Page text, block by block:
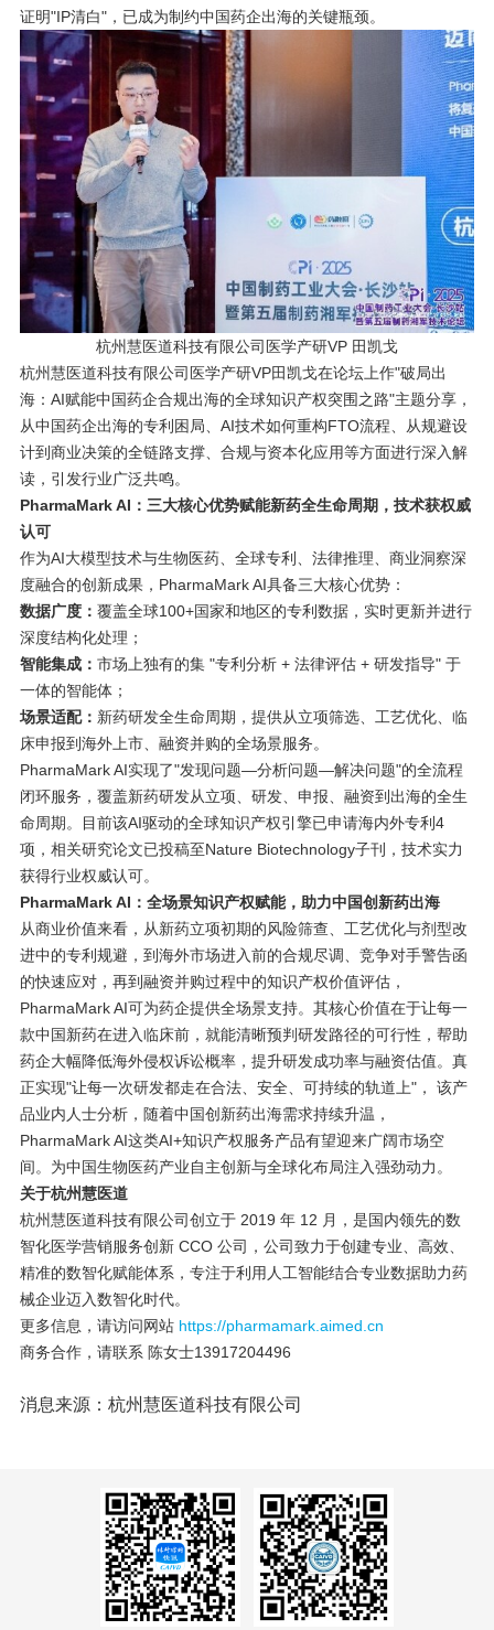
证明"IP清白"，已成为制约中国药企出海的关键瓶颈。
杭州慧医道科技有限公司医学产研VP 田凯戈
杭州慧医道科技有限公司医学产研VP田凯戈在论坛上作"破局出
海：AI赋能中国药企合规出海的全球知识产权突围之路"主题分享，
从中国药企出海的专利困局、AI技术如何重构FTO流程、从规避设
计到商业决策的全链路支撑、合规与资本化应用等方面进行深入解
读，引发行业广泛共鸣。
PharmaMark AI ：三大核心优势赋能新药全生命周期，技术获权威
认可
作为AI大模型技术与生物医药、全球专利、法律推理、商业洞察深
度融合的创新成果，PharmaMark AI具备三大核心优势：
数据广度： 覆盖全球100+国家和地区的专利数据，实时更新并进行
深度结构化处理；
智能集成： 市场上独有的集 "专利分析 + 法律评估 + 研发指导" 于
一体的智能体；
场景适配： 新药研发全生命周期，提供从立项筛选、工艺优化、临
床申报到海外上市、融资并购的全场景服务。
PharmaMark AI实现了"发现问题—分析问题—解决问题"的全流程
闭环服务，覆盖新药研发从立项、研发、申报、融资到出海的全生
命周期。目前该AI驱动的全球知识产权引擎已申请海内外专利4
项，相关研究论文已投稿至Nature Biotechnology子刊，技术实力
获得行业权威认可。
PharmaMark AI ：全场景知识产权赋能，助力中国创新药出海
从商业价值来看，从新药立项初期的风险筛查、工艺优化与剂型改
进中的专利规避，到海外市场进入前的合规尽调、竞争对手警告函
的快速应对，再到融资并购过程中的知识产权价值评估，
PharmaMark AI可为药企提供全场景支持。其核心价值在于让每一
款中国新药在进入临床前，就能清晰预判研发路径的可行性，帮助
药企大幅降低海外侵权诉讼概率，提升研发成功率与融资估值。真
正实现"让每一次研发都走在合法、安全、可持续的轨道上"， 该产
品业内人士分析，随着中国创新药出海需求持续升温，
PharmaMark AI这类AI+知识产权服务产品有望迎来广阔市场空
间。为中国生物医药产业自主创新与全球化布局注入强劲动力。
关于杭州慧医道
杭州慧医道科技有限公司创立于 2019 年 12 月，是国内领先的数
智化医学营销服务创新 CCO 公司，公司致力于创建专业、高效、
精准的数智化赋能体系，专注于利用人工智能结合专业数据助力药
械企业迈入数智化时代。
更多信息，请访问网站 https://pharmamark.aimed.cn
商务合作，请联系 陈女士13917204496
消息来源：杭州慧医道科技有限公司